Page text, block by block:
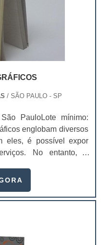
/ SÃO PAULO - SP
PauloLote mínimo:
englobam diversos
eles, é possível expor
No entanto, é
gráfico se encaixa
de impressos